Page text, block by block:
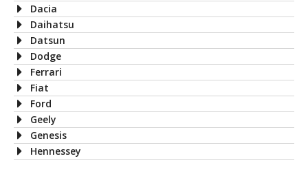
Dacia
Daihatsu
Datsun
Dodge
Ferrari
Fiat
Ford
Geely
Genesis
Hennessey